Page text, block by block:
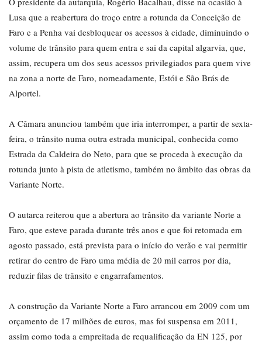
Lusa que a reabertura do troço entre a rotunda da Conceição de
Faro e a Penha vai desbloquear os acessos à cidade, diminuindo o
volume de trânsito para quem entra e sai da capital algarvia, que,
assim, recupera um dos seus acessos privilegiados para quem vive
na zona a norte de Faro, nomeadamente, Estói e São Brás de
Alportel.
A Câmara anunciou também que iria interromper, a partir de sexta-
feira, o trânsito numa outra estrada municipal, conhecida como
Estrada da Caldeira do Neto, para que se proceda à execução da
rotunda junto à pista de atletismo, também no âmbito das obras da
Variante Norte.
O autarca reiterou que a abertura ao trânsito da variante Norte a
Faro, que esteve parada durante três anos e que foi retomada em
agosto passado, está prevista para o início do verão e vai permitir
retirar do centro de Faro uma média de 20 mil carros por dia,
reduzir filas de trânsito e engarrafamentos.
A construção da Variante Norte a Faro arrancou em 2009 com um
orçamento de 17 milhões de euros, mas foi suspensa em 2011,
assim como toda a empreitada de requalificação da EN 125, por